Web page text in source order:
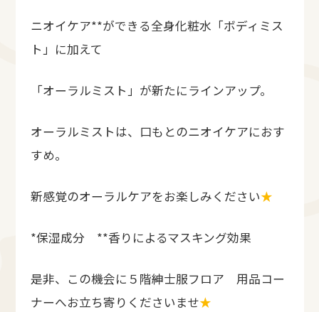
ニオイケア**ができる全身化粧水「ボディミス
ト」に加えて
「オーラルミスト」が新たにラインアップ。
オーラルミストは、口もとのニオイケアにおす
すめ。
新感覚のオーラルケアをお楽しみください★
*保湿成分 **香りによるマスキング効果
是非、この機会に５階紳士服フロア 用品コー
ナーへお立ち寄りくださいませ★